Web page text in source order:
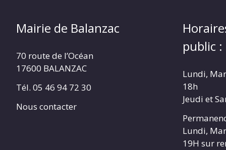
Mairie de Balanzac
70 route de l’Océan
17600 BALANZAC
Tél. 05 46 94 72 30
Nous contacter
public :
Lundi,
18h
Jeudi et
Lundi,
19H sur